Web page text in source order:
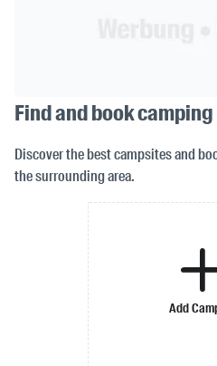
Find and book
Discover the best campsites and
the surrounding area.
Add